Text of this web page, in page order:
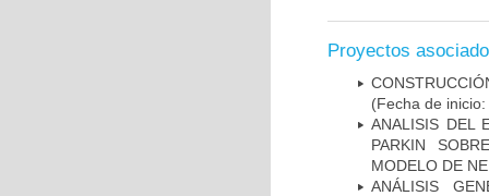
Proyectos
(Fecha de
ANALISIS DEL
PARKIN
MODELO DE
ANÁLISIS